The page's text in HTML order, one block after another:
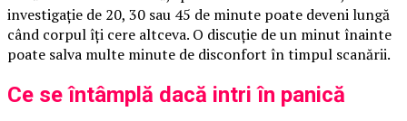
investigație de 20, 30 sau 45 de minute poate deveni lungă
când corpul îți cere altceva. O discuție de un minut înainte
poate salva multe minute de disconfort în timpul scanării.
Ce se întâmplă dacă intri în panică